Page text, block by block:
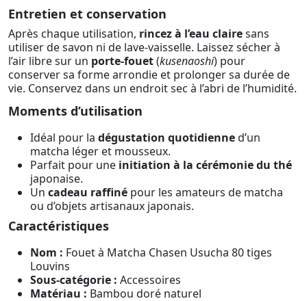
Entretien et conservation
Après chaque utilisation, rincez à l’eau clairesans
utiliser de savon ni de lave-vaisselle. Laissez sécher à
l’air libre sur un porte-fouet(kusenaoshi) pour
conserver sa forme arrondie et prolonger sa durée de
vie. Conservez dans un endroit sec à l’abri de l’humidité.
Moments d’utilisation
Idéal pour la dégustation quotidienned’un
matcha léger et mousseux.
Parfait pour une initiation à la cérémonie du thé
japonaise.
Un cadeau raffiné pour les amateurs de matcha
ou d’objets artisanaux japonais.
Caractéristiques
Nom : Fouet à Matcha Chasen Usucha 80 tiges
Louvins
Sous-catégorie : Accessoires
Matériau : Bambou doré naturel